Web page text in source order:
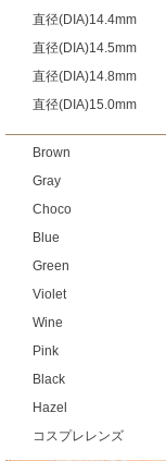
直径(DIA)14.4mm
直径(DIA)14.5mm
直径(DIA)14.8mm
直径(DIA)15.0mm
Brown
Gray
Choco
Blue
Green
Violet
Wine
Pink
Black
Hazel
コスプレレンズ